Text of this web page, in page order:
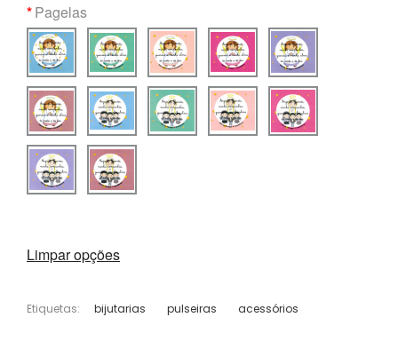
Pagelas
Limpar opções
Etiquetas: bijutarias pulseiras acessórios